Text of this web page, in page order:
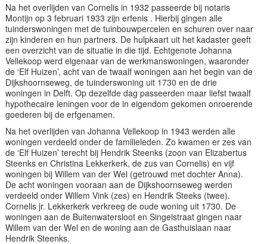
Na het overlijden van Cornelis in 1932 passeerde bij notaris
Montijn op 3 februari 1933 zijn erfenis . Hierbij gingen alle
tuinderswoningen met de tuinbouwpercelen en schuren over naar
zijn kinderen en hun partners. De hulpkaart uit het kadaster geeft
een overzicht van de situatie in die tijd. Echtgenote Johanna
Vellekoop werd eigenaar van de werkmanswoningen, waaronder
de ‘Elf Huizen’, acht van de twaalf woningen aan het begin van de
Dijkshoornseweg, de tuinderswoning uit 1730 en de drie
woningen in Delft. Op dezelfde dag passeerden maar liefst twaalf
hypothecaire leningen voor de in eigendom gekomen onroerende
goederen bij de erfgenamen.
Na het overlijden van Johanna Vellekoop in 1943 werden alle
woningen verdeeld onder de familieleden. Zo kwamen er zes van
de ‘Elf Huizen’ terecht bij Hendrik Steenks (zoon van Elizabertus
Steenks en Christina Lekkerkerk, de zus van Cornelis) en vijf
woningen bij Willem van der Wel (getrouwd met dochter Anna).
De acht woningen vooraan aan de Dijkshoornseweg werden
verdeeld onder Willem Vink (zes) en Hendrik Steeks (twee).
Cornelis jr. Lekkerkerk verkreeg de oude woning uit 1730. De
woningen aan de Buitenwatersloot en Singelstraat gingen naar
Willem van der Wel en de woning aan de Gasthuislaan naar
Hendrik Steenks.